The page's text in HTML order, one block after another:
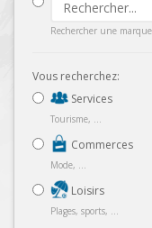
Rechercher une
Vous recherchez:
Services
Tourisme, ...
Commerces
Mode, ...
Loisirs
Plages, sports, ...